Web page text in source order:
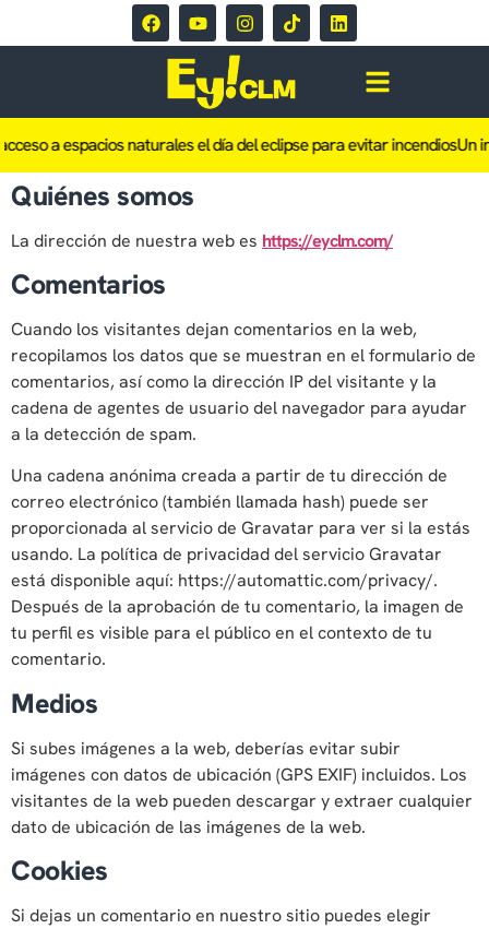
a espacios naturales el día del eclipse para evitar incendiosUn
Quiénes somos
La dirección de nuestra web es https://eyclm.com/
Comentarios
Cuando los visitantes dejan comentarios en la web,
recopilamos los datos que se muestran en el formulario de
comentarios, así como la dirección IP del visitante y la
cadena de agentes de usuario del navegador para ayudar
a la detección de spam.
Una cadena anónima creada a partir de tu dirección de
correo electrónico (también llamada hash) puede ser
proporcionada al servicio de Gravatar para ver si la estás
usando. La política de privacidad del servicio Gravatar
está disponible aquí: https://automattic.com/privacy/.
Después de la aprobación de tu comentario, la imagen de
tu perfil es visible para el público en el contexto de tu
comentario.
Medios
Si subes imágenes a la web, deberías evitar subir
imágenes con datos de ubicación (GPS EXIF) incluidos. Los
visitantes de la web pueden descargar y extraer cualquier
dato de ubicación de las imágenes de la web.
Cookies
Si dejas un comentario en nuestro sitio puedes elegir